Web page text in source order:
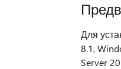
Для
8.1,
Server